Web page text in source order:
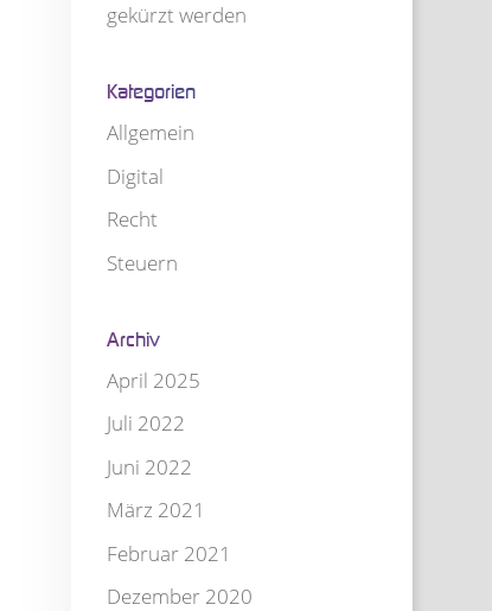
gekürzt werden
Kate­go­rien
Allgemein
Digital
Recht
Steuern
Archiv
April 2025
Juli 2022
Juni 2022
März 2021
Februar 2021
Dezember 2020